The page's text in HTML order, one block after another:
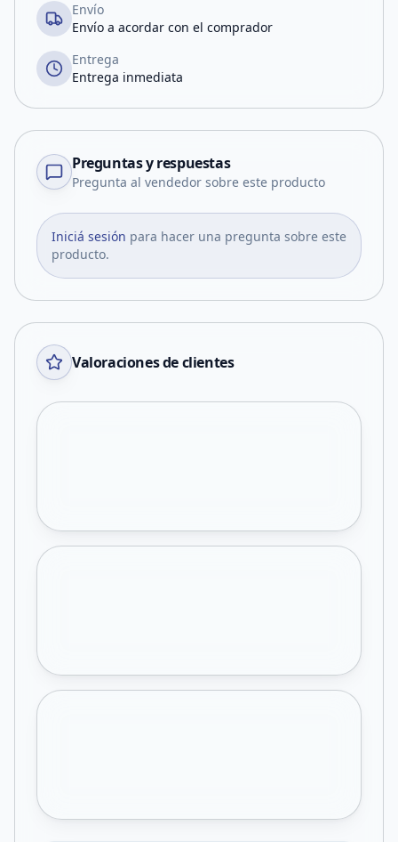
Envío
Envío a acordar con el comprador
Entrega
Entrega inmediata
Preguntas y respuestas
Pregunta al vendedor sobre este producto
Iniciá sesión para hacer una pregunta sobre este
producto.
Valoraciones de clientes